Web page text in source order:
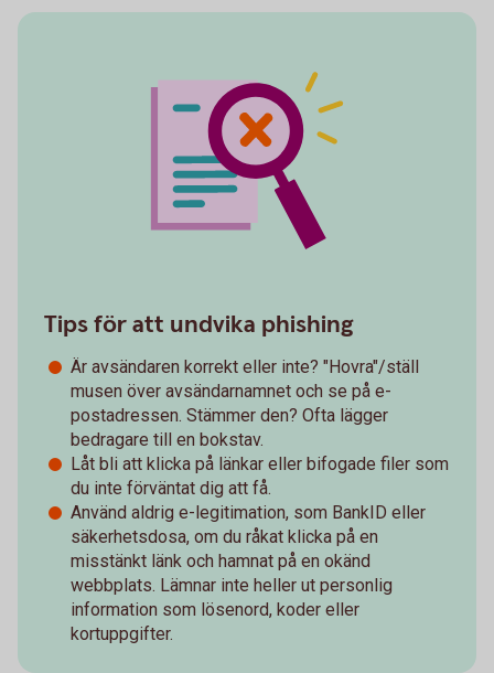
Tips för att undvika phishing
Är avsändaren korrekt eller inte? "Hovra"/ställ
musen över avsändarnamnet och se på e-
postadressen. Stämmer den? Ofta lägger
bedragare till en bokstav.
Låt bli att klicka på länkar eller bifogade filer som
du inte förväntat dig att få.
Använd aldrig e-legitimation, som BankID eller
säkerhetsdosa, om du råkat klicka på en
misstänkt länk och hamnat på en okänd
webbplats. Lämnar inte heller ut personlig
information som lösenord, koder eller
kortuppgifter.